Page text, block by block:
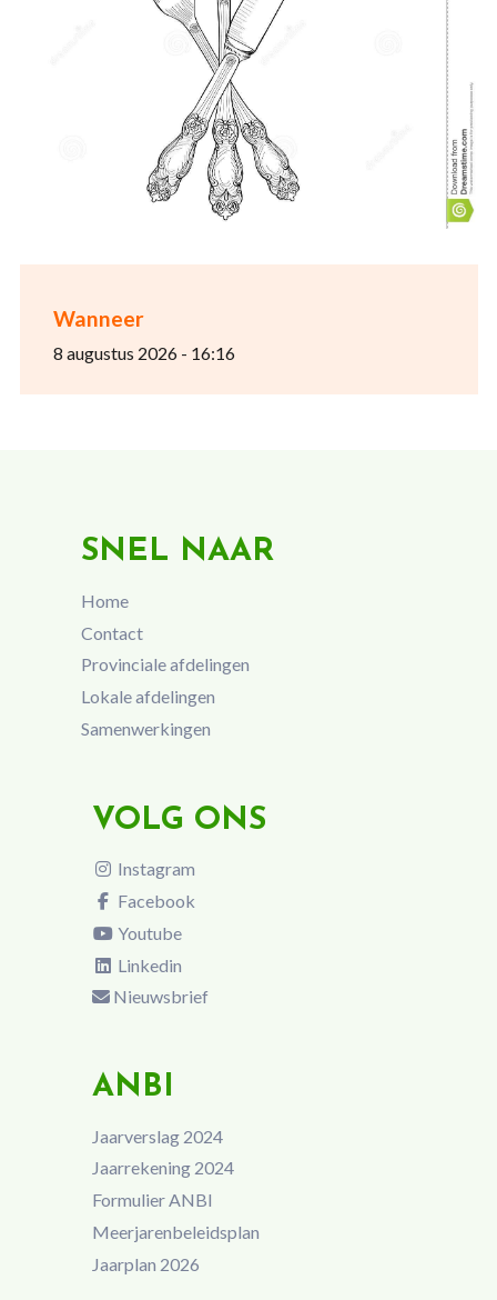
Wanneer
8 augustus 2026 - 16:16
SNEL NAAR
Home
Contact
Provinciale afdelingen
Lokale afdelingen
Samenwerkingen
VOLG ONS
Instagram
Facebook
Youtube
Linkedin
Nieuwsbrief
ANBI
Jaarverslag 2024
Jaarrekening 2024
Formulier ANBI
Meerjarenbeleidsplan
Jaarplan 2026